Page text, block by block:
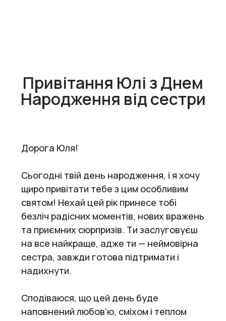
Привітання Юлі з Днем
Народження від сестри
Дорога Юля!
Сьогодні твій день народження, і я хочу
щиро привітати тебе з цим особливим
святом! Нехай цей рік принесе тобі
безліч радісних моментів, нових вражень
та приємних сюрпризів. Ти заслуговуєш
на все найкраще, адже ти — неймовірна
сестра, завжди готова підтримати і
надихнути.
Сподіваюся, що цей день буде
наповнений любов’ю, сміхом і теплом